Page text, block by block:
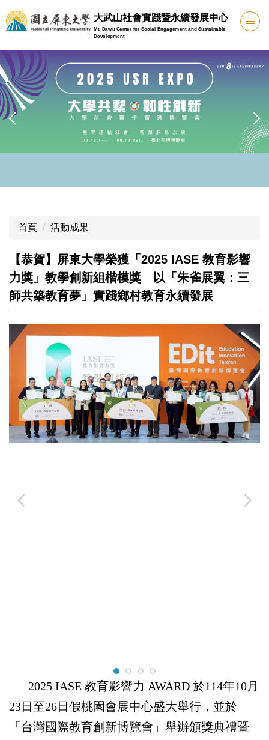
跳
到
要
內
容
區
大武山社會實踐暨永續發展中心
Mt. Dawu Center for Social Engagement and Sustainable
Development
首頁 活動成果
【恭賀】屏東大學榮獲「2025 IASE 教育影響
力獎」教學創新組楷模獎 以「朱雀展翼：三
師共築教育夢」實踐鄉村教育永續發展
2025 IASE 教育影響力 AWARD 於114年10月
23日至26日假桃園會展中心盛大舉行，並於
「台灣國際教育創新博覽會」舉辦頒獎典禮暨